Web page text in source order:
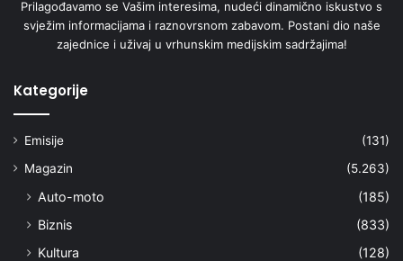
Prilagođavamo se Vašim interesima, nudeći dinamično iskustvo s
svježim informacijama i raznovrsnom zabavom. Postani dio naše
zajednice i uživaj u vrhunskim medijskim sadržajima!
Kategorije
Emisije
(131)
Magazin
(5.263)
Auto-moto
(185)
Biznis
(833)
Kultura
(128)